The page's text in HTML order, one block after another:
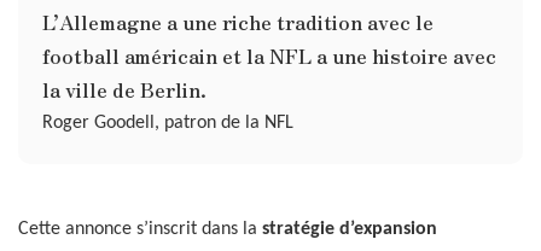
L’Allemagne a une riche tradition avec le
football américain et la NFL a une histoire avec
la ville de Berlin.
Roger Goodell, patron de la NFL
Cette annonce s’inscrit dans la stratégie d’expansion